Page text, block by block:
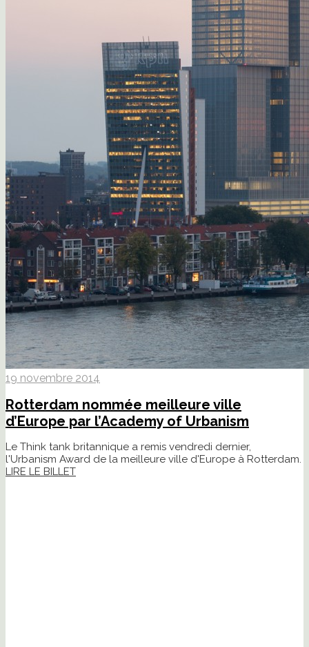
19 novembre 2014
Rotterdam nommée meilleure ville
d’Europe par l’Academy of Urbanism
Le Think tank britannique a remis vendredi dernier,
l'Urbanism Award de la meilleure ville d'Europe à Rotterdam.
LIRE LE BILLET